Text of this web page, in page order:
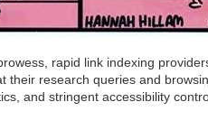
rapid link indexing
their research queries and
and stringent accessibility